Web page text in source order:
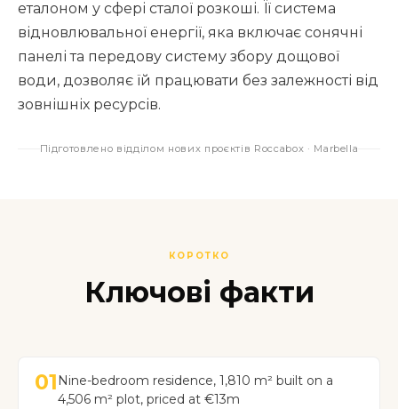
еталоном у сфері сталої розкоші. Її система
відновлювальної енергії, яка включає сонячні
панелі та передову систему збору дощової
води, дозволяє їй працювати без залежності від
зовнішніх ресурсів.
Підготовлено відділом нових проєктів Roccabox · Marbella
КОРОТКО
Ключові факти
01 Nine-bedroom residence, 1,810 m² built on a
4,506 m² plot, priced at €13m